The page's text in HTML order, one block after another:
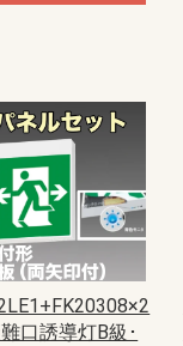
口誘導灯B級･